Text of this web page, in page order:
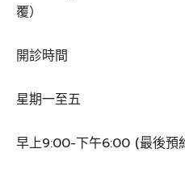
覆）
開診時間
星期一至五
早上9:00-下午6:00 (最後預